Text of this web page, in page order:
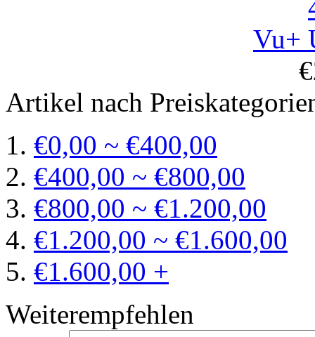
Vu+
Artikel nach
€0,00 ~ €400,00
€400,00 ~ €800,00
€800,00 ~ €1.200,00
€1.200,00 ~ €1.600,00
€1.600,00 +
Weiterempfehlen